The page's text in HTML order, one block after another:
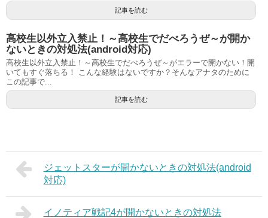
記事を読む
高校生以外立入禁止！～高校生でだべろうぜ～が開か
ないときの対処法(android対応)
高校生以外立入禁止！～高校生でだべろうぜ～がエラーで開かない！開
いてもすぐ落ちる！ こんな経験はないですか？そんなアナタのために
この記事で...
記事を読む
ジェットスターが開かないときの対処法(android
対応)
イノティア戦記4が開かないときの対処法